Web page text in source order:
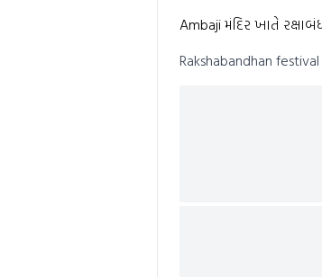
Ambaji મંદિર ખાતે
Rakshabandhan